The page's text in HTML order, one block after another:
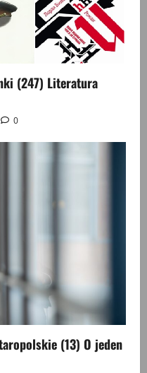
(247) Literatura
0
(13) O jeden